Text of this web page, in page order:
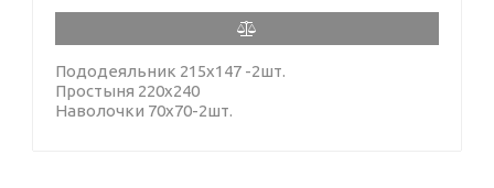
Пододеяльник 215х147 -2шт.
Простыня 220х240
Наволочки 70х70-2шт.